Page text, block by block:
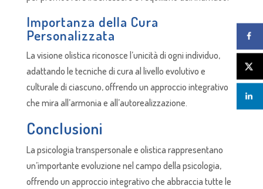
Importanza della Cura
Personalizzata
La visione olistica riconosce l’unicità di ogni individuo,
adattando le tecniche di cura al livello evolutivo e
culturale di ciascuno, offrendo un approccio integrativo
che mira all’armonia e all’autorealizzazione.
Conclusioni
La psicologia transpersonale e olistica rappresentano
un’importante evoluzione nel campo della psicologia,
offrendo un approccio integrativo che abbraccia tutte le